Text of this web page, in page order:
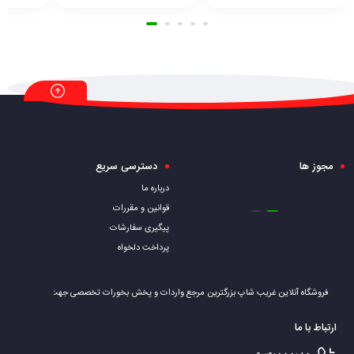
مجوز ها دسترسی سریع
درباره ما
قوانین و مقررات
پیگیری سفارشات
پرداخت دلخواه
فروشگاه آنلاین غریب شاپ بزرگترین مرجع واردات و پخش بخورات تخصصی جهت تامین نیاز
ارتباط با ما